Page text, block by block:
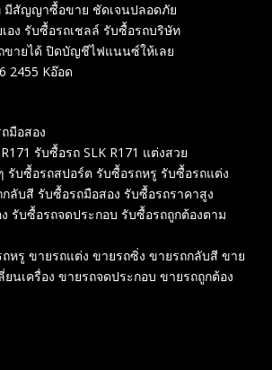
มีสัญญาซื้อขาย ชัดเจนปลอดภัย
อง รับซื้อรถเชลล์ รับซื้อรถบริษัท
ขายได้ ปิดบัญชีไฟแนนซ์ให้เลย
2455 Kอ๊อด
มือสอง
รับซื้อรถ SLK R171 แต่งสวย
รับซื้อรถสปอร์ต รับซื้อรถหรู รับซื้อรถแต่ง
ลับสี รับซื้อรถมือสอง รับซื้อรถราคาสูง
รับซื้อรถจดประกอบ รับซื้อรถถูกต้องตาม
หรู ขายรถแต่ง ขายรถซิ่ง ขายรถกลับสี ขาย
ยนเครื่อง ขายรถจดประกอบ ขายรถถูกต้อง